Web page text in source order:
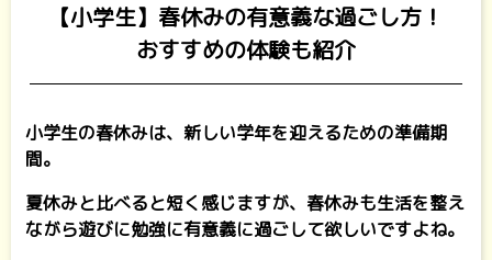
【小学生】春休みの有意義な過ごし方！
おすすめの体験も紹介
小学生の春休みは、新しい学年を迎えるための準備期
間。
夏休みと比べると短く感じますが、春休みも生活を整え
ながら遊びに勉強に有意義に過ごして欲しいですよね。